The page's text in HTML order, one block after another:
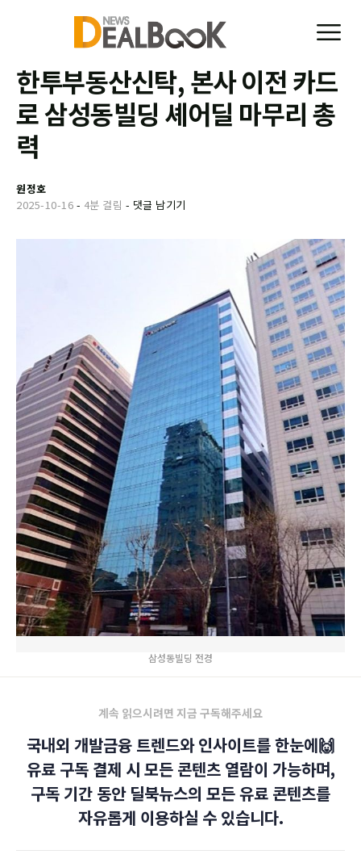
한투부동산신탁, 본사 이전 카드
로 삼성동빌딩 셰어딜 마무리 총
력
원정호
2025-10-16 - 4분 걸림 - 댓글 남기기
삼성동빌딩 전경
계속 읽으시려면 지금 구독해주세요
국내외 개발금융 트렌드와 인사이트를 한눈에🙌
유료 구독 결제 시 모든 콘텐츠 열람이 가능하며,
구독 기간 동안 딜북뉴스의 모든 유료 콘텐츠를
자유롭게 이용하실 수 있습니다.